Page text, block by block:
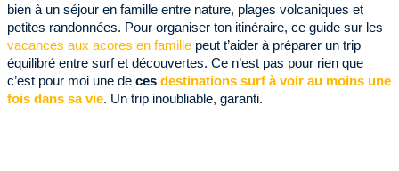
bien à un séjour en famille entre nature, plages volcaniques et
petites randonnées. Pour organiser ton itinéraire, ce guide sur les
vacances aux acores en famille peut t’aider à préparer un trip
équilibré entre surf et découvertes. Ce n’est pas pour rien que
c’est pour moi une de ces destinations surf à voir au moins une
fois dans sa vie. Un trip inoubliable, garanti.